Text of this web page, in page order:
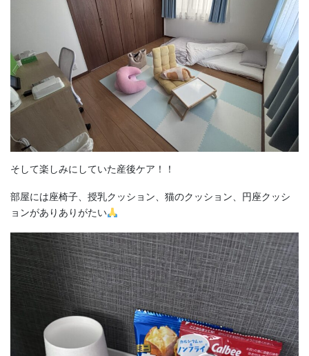
そして楽しみにしていた産後ケア！！
部屋には座椅子、授乳クッション、猫のクッション、円座クッシ
ョンがありありがたい